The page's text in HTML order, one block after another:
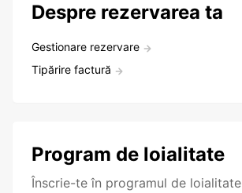
Despre rezervarea ta
Gestionare rezervare
Tipărire factură
Program de loialitate
Înscrie-te în programul de loialitate